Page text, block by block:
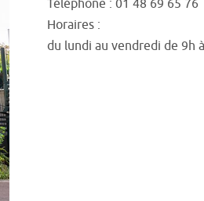
Téléphone : 01 48 69 65 76
Horaires :
du lundi au vendredi de 9h